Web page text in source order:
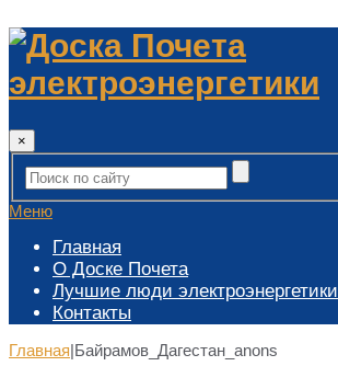
×
Меню
Главная
О Доске Почета
Лучшие люди электроэнергетики
Контакты
Главная|Байрамов_Дагестан_anons